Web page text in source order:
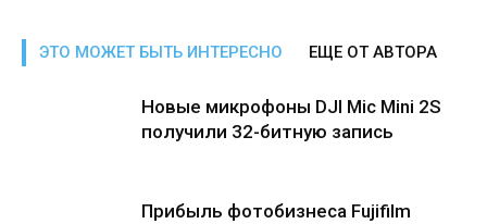
ЭТО МОЖЕТ БЫТЬ ИНТЕРЕСНО ЕЩЕ ОТ АВТОРА
Новые микрофоны DJI Mic Mini 2S
получили 32-битную запись
Прибыль фотобизнеса Fujifilm